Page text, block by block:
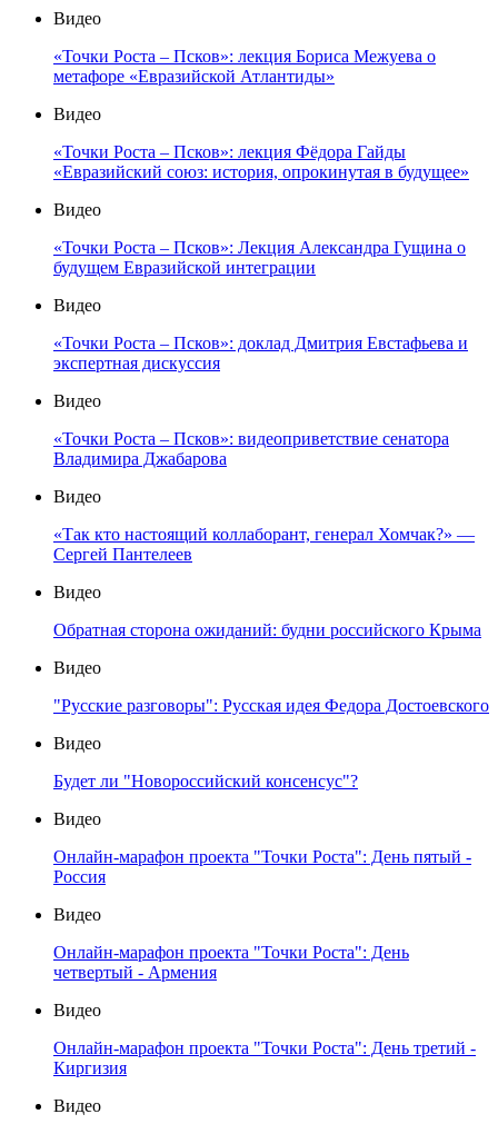
Видео
«Точки Роста – Псков»: лекция Бориса Межуева о
метафоре «Евразийской Атлантиды»
Видео
«Точки Роста – Псков»: лекция Фёдора Гайды
«Евразийский союз: история, опрокинутая в будущее»
Видео
«Точки Роста – Псков»: Лекция Александра Гущина о
будущем Евразийской интеграции
Видео
«Точки Роста – Псков»: доклад Дмитрия Евстафьева и
экспертная дискуссия
Видео
«Точки Роста – Псков»: видеоприветствие сенатора
Владимира Джабарова
Видео
«Так кто настоящий коллаборант, генерал Хомчак?» —
Сергей Пантелеев
Видео
Обратная сторона ожиданий: будни российского Крыма
Видео
"Русские разговоры": Русская идея Федора Достоевского
Видео
Будет ли "Новороссийский консенсус"?
Видео
Онлайн-марафон проекта "Точки Роста": День пятый -
Россия
Видео
Онлайн-марафон проекта "Точки Роста": День
четвертый - Армения
Видео
Онлайн-марафон проекта "Точки Роста": День третий -
Киргизия
Видео